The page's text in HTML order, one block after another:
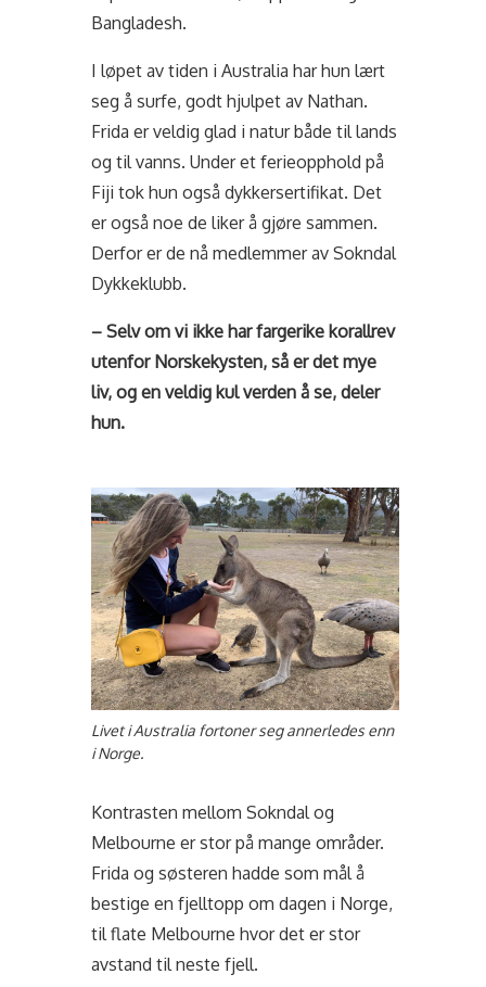
Bangladesh.
I løpet av tiden i Australia har hun lært
seg å surfe, godt hjulpet av Nathan.
Frida er veldig glad i natur både til lands
og til vanns. Under et ferieopphold på
Fiji tok hun også dykkersertifikat. Det
er også noe de liker å gjøre sammen.
Derfor er de nå medlemmer av Sokndal
Dykkeklubb.
– Selv om vi ikke har fargerike korallrev
utenfor Norskekysten, så er det mye
liv, og en veldig kul verden å se, deler
hun.
Livet i Australia fortoner seg annerledes enn
i Norge.
Kontrasten mellom Sokndal og
Melbourne er stor på mange områder.
Frida og søsteren hadde som mål å
bestige en fjelltopp om dagen i Norge,
til flate Melbourne hvor det er stor
avstand til neste fjell.